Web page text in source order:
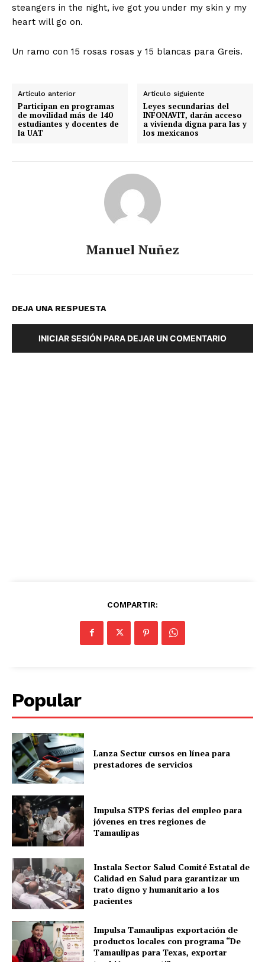
steangers in the night, ive got you under my skin y my
heart will go on.
Un ramo con 15 rosas rosas y 15 blancas para Greis.
Artículo anterior
Participan en programas
de movilidad más de 140
estudiantes y docentes de
la UAT
Artículo siguiente
Leyes secundarias del
INFONAVIT, darán acceso
a vivienda digna para las y
los mexicanos
Manuel Nuñez
DEJA UNA RESPUESTA
INICIAR SESIÓN PARA DEJAR UN COMENTARIO
COMPARTIR:
Popular
Lanza Sectur cursos en línea para
prestadores de servicios
Impulsa STPS ferias del empleo para
jóvenes en tres regiones de
Tamaulipas
Instala Sector Salud Comité Estatal de
Calidad en Salud para garantizar un
trato digno y humanitario a los
pacientes
Impulsa Tamaulipas exportación de
productos locales con programa “De
Tamaulipas para Texas, exportar